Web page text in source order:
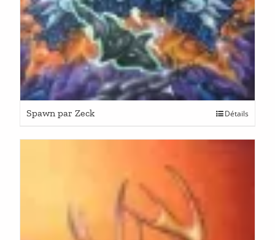
Spawn par Zeck Détails